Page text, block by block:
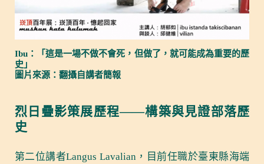
Ibu：「這是一場不做不會死，但做了，就可能成為重要的歷
史」
圖片來源：翻攝自講者簡報
烈日疊影策展歷程——構築與見證部落歷
史
第二位講者Langus Lavalian，目前任職於臺東縣海端